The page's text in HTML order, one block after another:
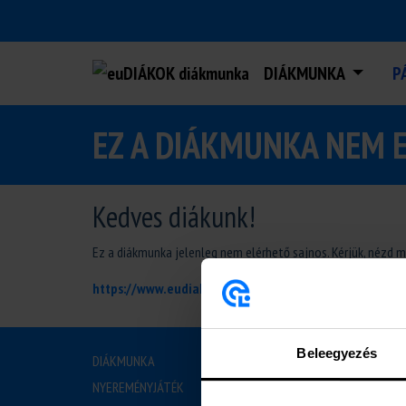
Beleegyezés
DIÁKMUNKA
EZ A DIÁKMUNKA NEM
Kedves diákunk!
Ez a diákmunka jelenleg nem elérhető sajnos. Kérjük, nézd
https://www.eudiakok.hu/diakmunka
DIÁKMUNKA
NYEREMÉNYJÁTÉK
RÓLUNK